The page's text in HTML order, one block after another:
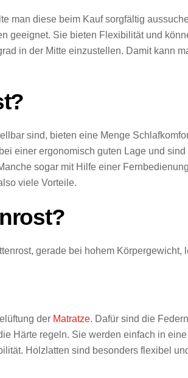
man diese beim Kauf sorgfältig
geeignet. Sie bieten Flexibilität und
in der Mitte einzustellen. Damit kann
sind, bieten eine Menge
einer ergonomisch guten Lage und
sogar mit Hilfe einer
viele Vorteile.
gerade bei hohem Körpergewicht,
der Matratze. Dafür sind die
Härte regeln. Sie werden einfach in
Holzlatten sind besonders flexibel